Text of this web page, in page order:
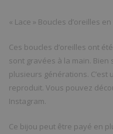
« Lace » Boucles d’oreilles
Ces boucles d’oreilles ont
sont gravées à la main.
plusieurs générations.
reproduit. Vous pouvez
Instagram.
Ce bijou peut être payé en